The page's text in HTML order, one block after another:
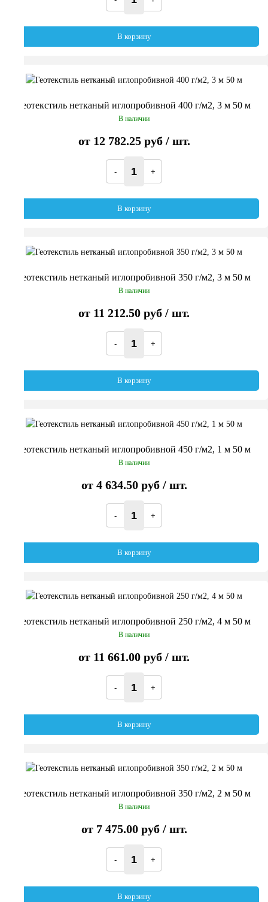
В корзину
Геотекстиль нетканый иглопробивной 400 г/м2, 3 м 50 м
В наличии
от 12 782.25 руб/ шт.
В корзину
Геотекстиль нетканый иглопробивной 350 г/м2, 3 м 50 м
В наличии
от 11 212.50 руб / шт.
В корзину
Геотекстиль нетканый иглопробивной 450 г/м2, 1 м 50 м
В наличии
от 4 634.50 руб/ шт.
В корзину
Геотекстиль нетканый иглопробивной 250 г/м2, 4 м 50 м
В наличии
от 11 661.00 руб / шт.
В корзину
Геотекстиль нетканый иглопробивной 350 г/м2, 2 м 50 м
В наличии
от 7 475.00 руб/ шт.
В корзину